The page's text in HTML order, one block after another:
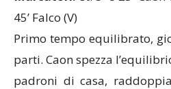
Primo tempo equilibrato,
parti. Caon spezza
padroni di casa,
Come è logico che sia,